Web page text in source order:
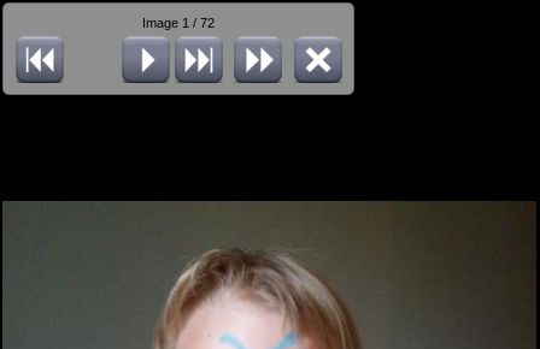
Image 1 / 72